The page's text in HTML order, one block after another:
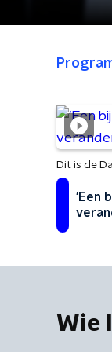
Dit is de
'Een
Wie